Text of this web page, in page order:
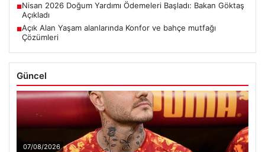
■Nisan 2026 Doğum Yardımı Ödemeleri Başladı: Bakan Göktaş
Açıkladı
■Açık Alan Yaşam alanlarında Konfor ve bahçe mutfağı
Çözümleri
Güncel
07/08/2026